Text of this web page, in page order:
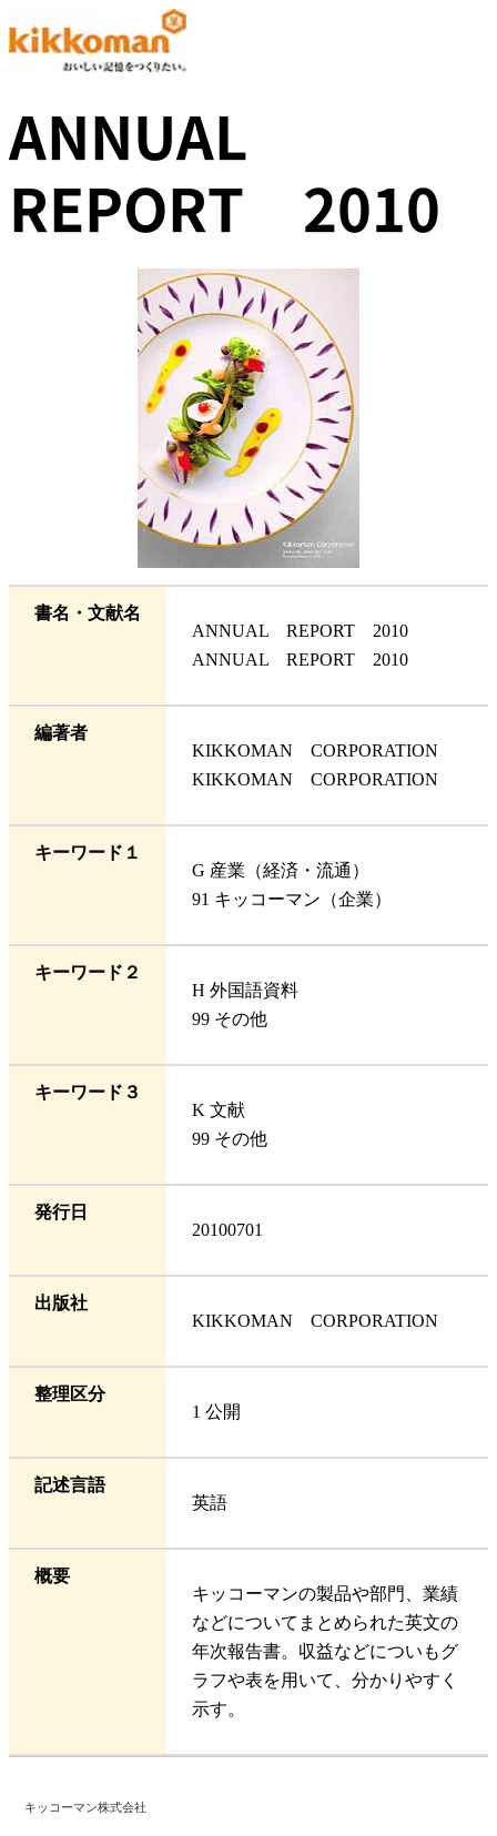
ANNUAL
REPORT 2010
書名・文献名
ANNUAL REPORT 2010
ANNUAL REPORT 2010
編著者
KIKKOMAN CORPORATION
KIKKOMAN CORPORATION
キーワード１
G 産業（経済・流通）
91 キッコーマン（企業）
キーワード２
H 外国語資料
99 その他
キーワード３
K 文献
99 その他
発行日
20100701
出版社
KIKKOMAN CORPORATION
整理区分
1 公開
記述言語
英語
概要
キッコーマンの製品や部門、業績
などについてまとめられた英文の
年次報告書。収益などについもグ
ラフや表を用いて、分かりやすく
示す。
キッコーマン株式会社